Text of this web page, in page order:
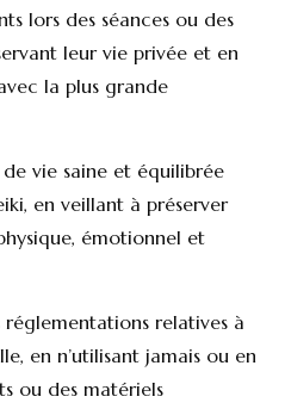
lors des séances ou des
leur vie privée et en
la plus grande
vie saine et équilibrée
en veillant à préserver
émotionnel et
réglementations relatives à
en n’utilisant jamais ou en
ou des matériels